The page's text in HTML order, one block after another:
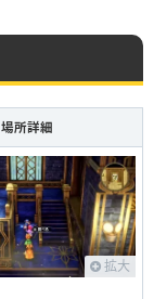
場所詳細
拡大